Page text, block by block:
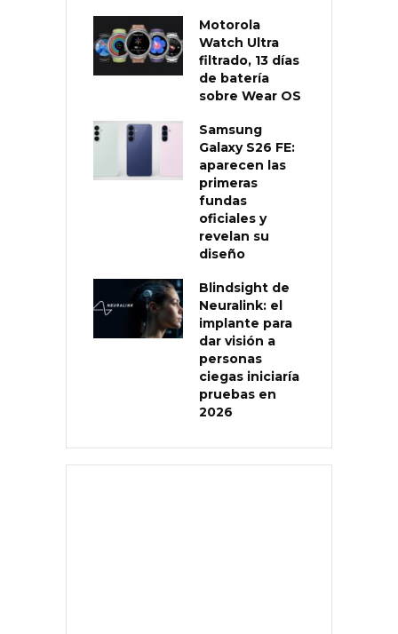
Motorola
Watch Ultra
filtrado, 13 días
de batería
sobre Wear OS
Samsung
Galaxy S26 FE:
aparecen las
primeras
fundas
oficiales y
revelan su
diseño
Blindsight de
Neuralink: el
implante para
dar visión a
personas
ciegas iniciaría
pruebas en
2026